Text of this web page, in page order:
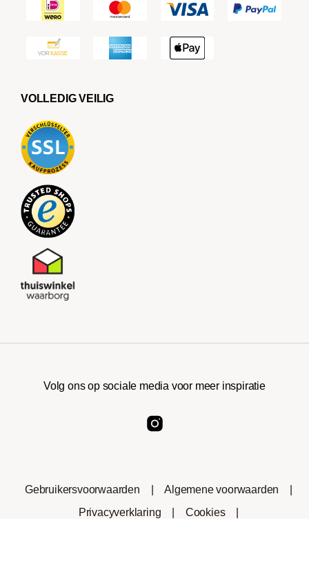
VOLLEDIG VEILIG
Volg ons op sociale media voor meer inspiratie
Gebruikersvoorwaarden Algemene voorwaarden
Privacyverklaring
Cookies